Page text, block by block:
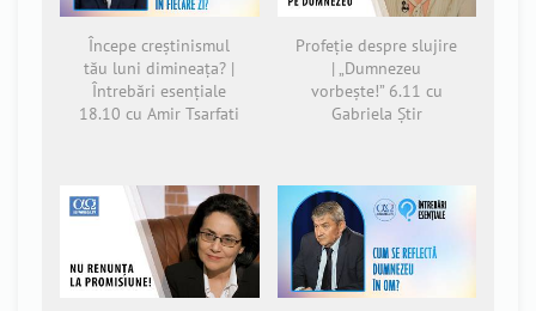
Începe creștinismul
tău luni dimineața? |
Întrebări esențiale
18.10 cu Amir Tsarfati
Profeție despre slujire
| „Dumnezeu
vorbește!” 6.11 cu
Gabriela Știr